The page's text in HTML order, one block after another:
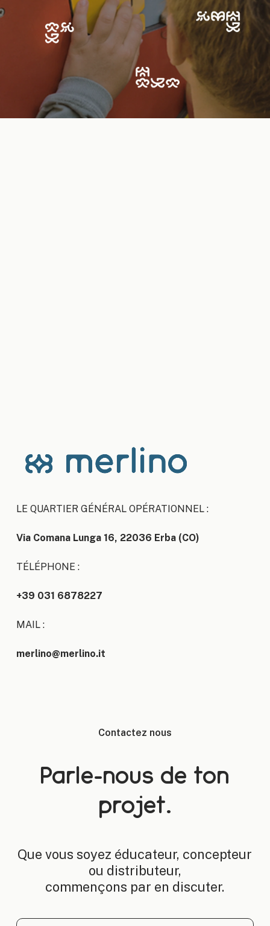
LE QUARTIER GÉNÉRAL OPÉRATIONNEL :
Via Comana Lunga 16, 22036 Erba (CO)
TÉLÉPHONE :
+39 031 6878227
MAIL :
merlino@merlino.it
Contactez nous
Parle-nous de ton
projet.
Que vous soyez éducateur, concepteur
ou distributeur,
commençons par en discuter.